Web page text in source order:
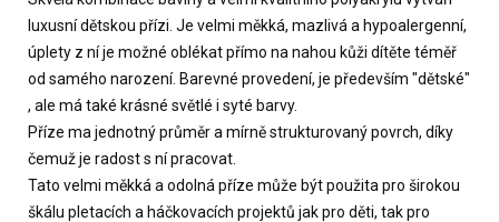
luxusní dětskou přízi. Je velmi měkká, mazlivá a hypoalergenní,
úplety z ní je možné oblékat přímo na nahou kůži dítěte téměř
od samého narození. Barevné provedení, je především "dětské"
, ale má také krásné světlé i syté barvy.
Příze ma jednotný průměr a mírně strukturovaný povrch, díky
čemuž je radost s ní pracovat.
Tato velmi měkká a odolná příze může být použita pro širokou
škálu pletacích a háčkovacích projektů jak pro děti, tak pro